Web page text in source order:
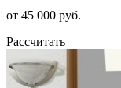
от 45 000 руб.
Рассчитать